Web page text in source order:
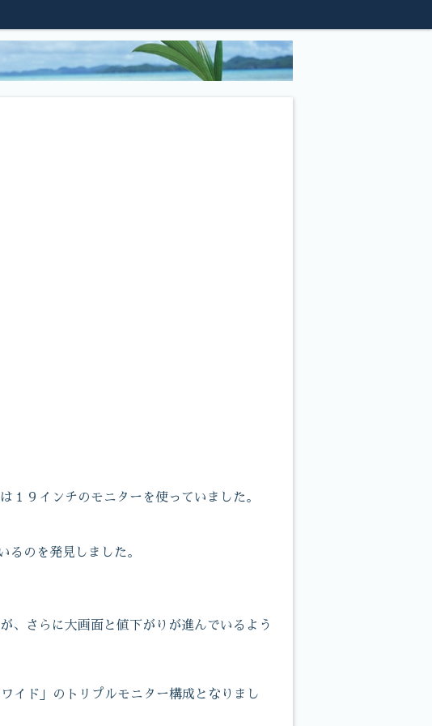
１９インチのモニターを使っていました。
るのを発見しました。
、さらに大画面と値下がりが進んでいるよう
イド」のトリプルモニター構成となりまし